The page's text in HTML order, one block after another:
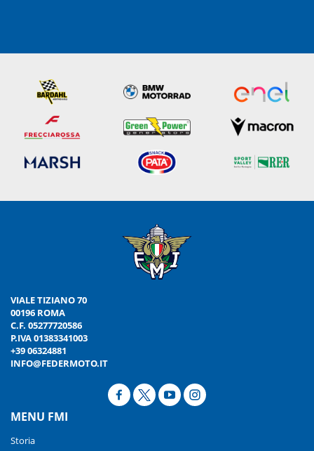
VIALE TIZIANO 70
00196 ROMA
C.F. 05277720586
P.IVA 01383341003
+39 06324881
INFO@FEDERMOTO.IT
MENU FMI
Storia